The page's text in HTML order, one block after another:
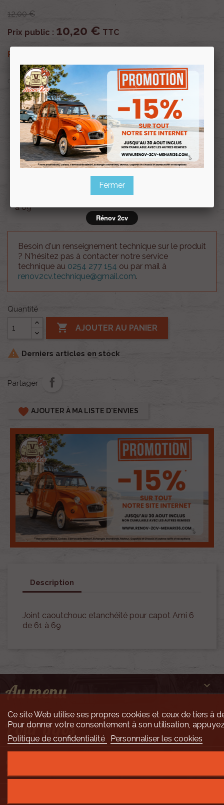
12,00 €
Prix public : 10,20 € TTC
Prix club
OU PAYER EN
Profitez de prix remisés
avec la Carte clubRenov 2cv
Souscrire
au clubRenov 2cv
Joint caoutchouc etanchéité pour capot Ami 6 de 61
à 69
Besoin d'un renseignement technique sur le produit
? N'hésitez pas à contacter notre service
technique au 0254 277 154 ou par mail à
renov2cv.technique@gmail.com.
Quantité
 AJOUTER AU PANIER
 Derniers articles en stock
Partager
favorite AJOUTER À MA LISTE D'ENVIES
Description
Joint caoutchouc etanchéité pour capot Ami 6
de 61 à 69
Au menu 
Pour infos 
Ce site Web utilise ses propres cookies et ceux de tiers à
Pour donner votre consentement à son utilisation,
Politique de confidentialité
Personnaliser les cookies
Fermer
Rénov 2cv